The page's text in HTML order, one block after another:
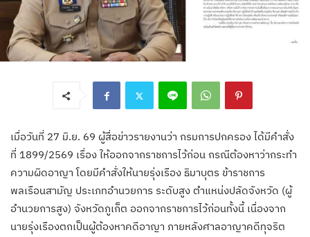
เมื่อวันที่ 27 มิ.ย. 69 ผู้สื่อข่าวรายงานว่า กรมการปกครอง ได้มีคำสั่ง
ที่ 1899/2569 เรื่อง ให้ออกจากราชการไว้ก่อน กรณีต้องหาว่ากระทำ
ความผิดอาญา โดยมีคำสั่งให้นายรุ่งเรือง ธิมาบุตร ข้าราชการ
พลเรือนสามัญ ประเภทอำนวยการ ระดับสูง ตำแหน่งปลัดจังหวัด (ผู้
อำนวยการสูง) จังหวัดภูเก็ต ออกจากราชการไว้ก่อนทั้งนี้ เนื่องจาก
นายรุ่งเรืองตกเป็นผู้ต้องหาคดีอาญา ภายหลังศาลอาญาคดีทุจริต